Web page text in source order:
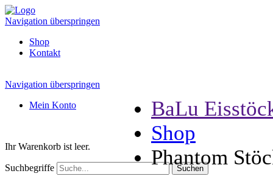
Navigation überspringen
Shop
Kontakt
Navigation überspringen
Mein Konto
Ihr Warenkorb ist leer.
Suchbegriffe
BaLu
Shop
Phantom